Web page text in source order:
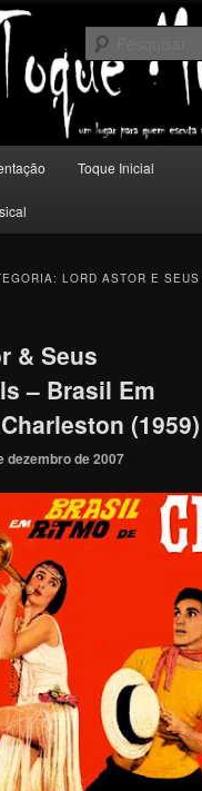
escuta música com outros
Toque Inicial
LORD ASTOR E
& Seus
– Brasil Em
(1959)
dezembro de 2007